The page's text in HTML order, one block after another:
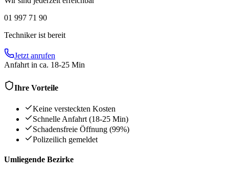
01 997 71 90
Techniker ist bereit
Jetzt anrufen
Anfahrt in ca. 18-25 Min
Ihre Vorteile
Keine versteckten Kosten
Schnelle Anfahrt (18-25 Min)
Schadensfreie Öffnung (99%)
Polizeilich gemeldet
Umliegende Bezirke